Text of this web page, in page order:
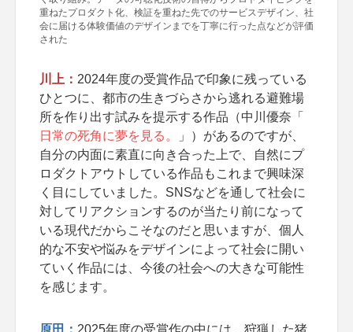
重ねたプロダクト化、検証を重ねた先でのサービスデザイン、社
会に届ける体験価値のデザインまでを丁寧に行った点などが評価
された
川上： 2024年度の受賞作品で印象に残っている
ひとつに、都市の生きづらさから逃れる避難場
所を作り出す試みを提示する作品（中川優奈「
日常の死角に夢を見る。
」）があるのですが、
自分の内面に素直に向き合った上で、自然にプ
ロダクトアウトしている作品もこれまで興味深
く目にしていました。SNSなどを通して社会に
対してリアクションするのが当たり前になって
いる現代だからこそなのだと思いますが、個人
的な不安や悩みをデザインによって社会に開い
ていく作品には、今後の社会への大きな可能性
を感じます。
原田： 2025年度の受賞作の中には、狩猟した猪